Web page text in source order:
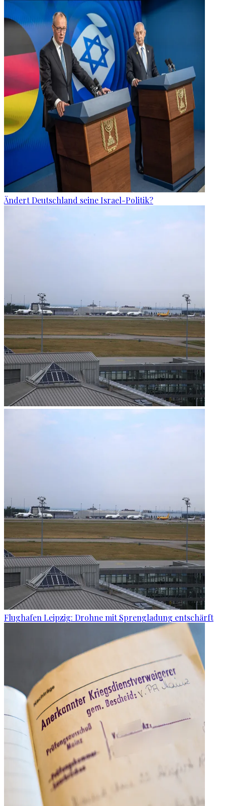
Ändert Deutschland seine Israel-Politik?
Flughafen Leipzig: Drohne mit Sprengladung entschärft